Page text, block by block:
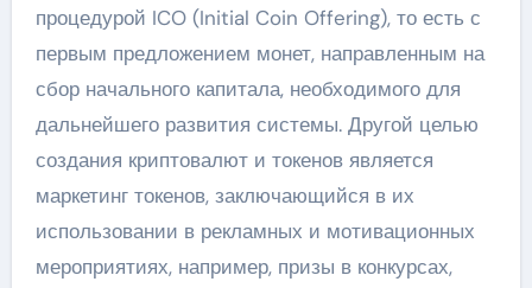
процедурой ICO (Initial Coin Offering), то есть с
первым предложением монет, направленным на
сбор начального капитала, необходимого для
дальнейшего развития системы. Другой целью
создания криптовалют и токенов является
маркетинг токенов, заключающийся в их
использовании в рекламных и мотивационных
мероприятиях, например, призы в конкурсах,